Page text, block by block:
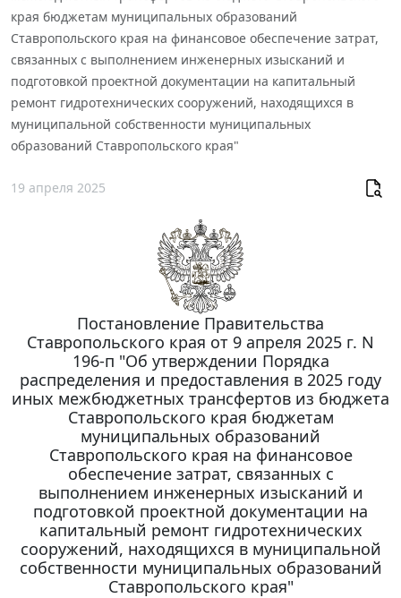
края бюджетам муниципальных образований
Ставропольского края на финансовое обеспечение затрат,
связанных с выполнением инженерных изысканий и
подготовкой проектной документации на капитальный
ремонт гидротехнических сооружений, находящихся в
муниципальной собственности муниципальных
образований Ставропольского края"
19 апреля 2025
Постановление Правительства
Ставропольского края от 9 апреля 2025 г. N
196-п "Об утверждении Порядка
распределения и предоставления в 2025 году
иных межбюджетных трансфертов из бюджета
Ставропольского края бюджетам
муниципальных образований
Ставропольского края на финансовое
обеспечение затрат, связанных с
выполнением инженерных изысканий и
подготовкой проектной документации на
капитальный ремонт гидротехнических
сооружений, находящихся в муниципальной
собственности муниципальных образований
Ставропольского края"